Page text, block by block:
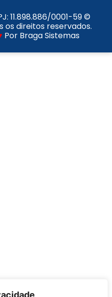
11.898.886/0001-59©
os direitos reservados.
Por Braga Sistemas